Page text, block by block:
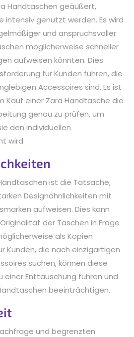
Handtaschen geäußert,
intensiv genutzt werden. Es wird
und anspruchsvoller
möglicherweise schneller
aufweisen könnten. Dies
für Kunden führen, die
Accessoires sind. Es ist
Kauf einer Zara Handtasche die
genau zu prüfen, um
den individuellen
wird.
ist die Tatsache,
Designähnlichkeiten mit
aufweisen. Dies kann
der Taschen in Frage
als Kopien
Kunden, die nach einzigartigen
suchen, können diese
einer Enttäuschung führen und
beeinträchtigen.
und begrenzten